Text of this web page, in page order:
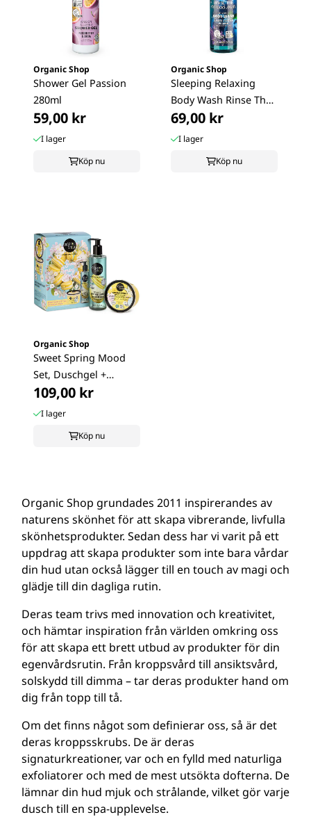
Organic Shop
Shower Gel Passion
280ml
59,00 kr
I lager
Köp nu
Organic Shop
Sleeping Relaxing
Body Wash Rinse The
Stress Away ...
69,00 kr
I lager
Köp nu
Organic Shop
Sweet Spring Mood
Set, Duschgel +
Skrubb
109,00 kr
I lager
Köp nu
Organic Shop grundades 2011 inspirerandes av
naturens skönhet för att skapa vibrerande, livfulla
skönhetsprodukter. Sedan dess har vi varit på ett
uppdrag att skapa produkter som inte bara vårdar
din hud utan också lägger till en touch av magi och
glädje till din dagliga rutin.
Deras team trivs med innovation och kreativitet,
och hämtar inspiration från världen omkring oss
för att skapa ett brett utbud av produkter för din
egenvårdsrutin. Från kroppsvård till ansiktsvård,
solskydd till dimma – tar deras produkter hand om
dig från topp till tå.
Om det finns något som definierar oss, så är det
deras kroppsskrubs. De är deras
signaturkreationer, var och en fylld med naturliga
exfoliatorer och med de mest utsökta dofterna. De
lämnar din hud mjuk och strålande, vilket gör varje
dusch till en spa-upplevelse.